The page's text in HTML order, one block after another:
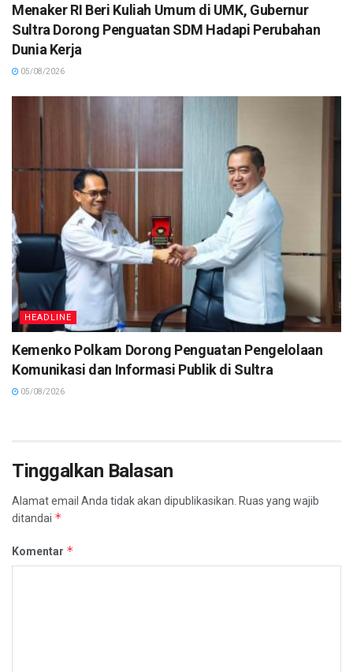
Menaker RI Beri Kuliah Umum di UMK, Gubernur
Sultra Dorong Penguatan SDM Hadapi Perubahan
Dunia Kerja
05/08/2026
HEADLINE
Kemenko Polkam Dorong Penguatan Pengelolaan
Komunikasi dan Informasi Publik di Sultra
05/08/2026
Tinggalkan Balasan
Alamat email Anda tidak akan dipublikasikan. Ruas yang wajib
ditandai *
Komentar *